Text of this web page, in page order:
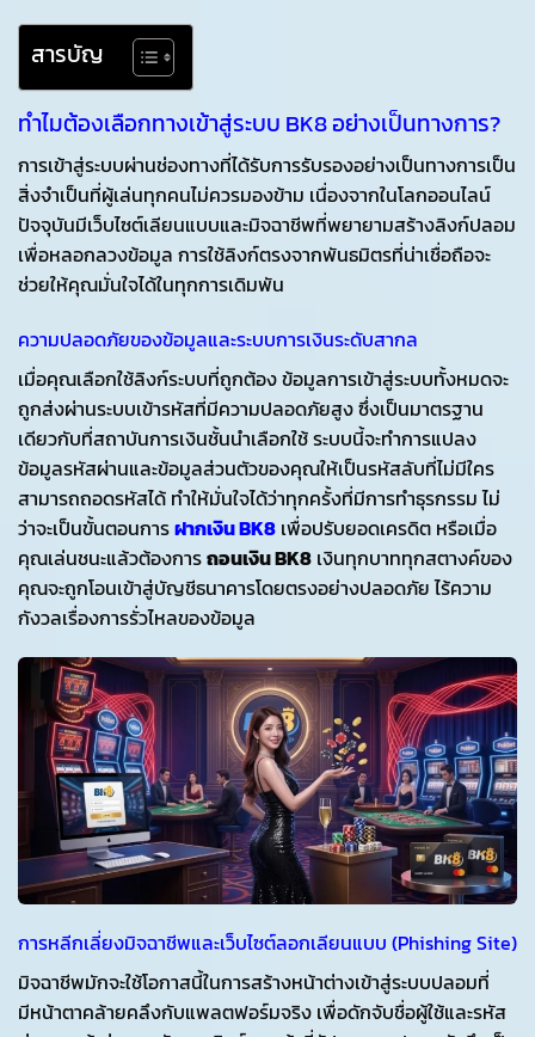
สารบัญ
ทำไมต้องเลือกทางเข้าสู่ระบบ BK8 อย่างเป็นทางการ?
การเข้าสู่ระบบผ่านช่องทางที่ได้รับการรับรองอย่างเป็นทางการเป็น
สิ่งจำเป็นที่ผู้เล่นทุกคนไม่ควรมองข้าม เนื่องจากในโลกออนไลน์
ปัจจุบันมีเว็บไซต์เลียนแบบและมิจฉาชีพที่พยายามสร้างลิงก์ปลอม
เพื่อหลอกลวงข้อมูล การใช้ลิงก์ตรงจากพันธมิตรที่น่าเชื่อถือจะ
ช่วยให้คุณมั่นใจได้ในทุกการเดิมพัน
ความปลอดภัยของข้อมูลและระบบการเงินระดับสากล
เมื่อคุณเลือกใช้ลิงก์ระบบที่ถูกต้อง ข้อมูลการเข้าสู่ระบบทั้งหมดจะ
ถูกส่งผ่านระบบเข้ารหัสที่มีความปลอดภัยสูง ซึ่งเป็นมาตรฐาน
เดียวกับที่สถาบันการเงินชั้นนำเลือกใช้ ระบบนี้จะทำการแปลง
ข้อมูลรหัสผ่านและข้อมูลส่วนตัวของคุณให้เป็นรหัสลับที่ไม่มีใคร
สามารถถอดรหัสได้ ทำให้มั่นใจได้ว่าทุกครั้งที่มีการทำธุรกรรม ไม่
ว่าจะเป็นขั้นตอนการฝากเงิน BK8 เพื่อปรับยอดเครดิต หรือเมื่อ
คุณเล่นชนะแล้วต้องการถอนเงิน BK8 เงินทุกบาททุกสตางค์ของ
คุณจะถูกโอนเข้าสู่บัญชีธนาคารโดยตรงอย่างปลอดภัย ไร้ความ
กังวลเรื่องการรั่วไหลของข้อมูล
การหลีกเลี่ยงมิจฉาชีพและเว็บไซต์ลอกเลียนแบบ (Phishing Site)
มิจฉาชีพมักจะใช้โอกาสนี้ในการสร้างหน้าต่างเข้าสู่ระบบปลอมที่
มีหน้าตาคล้ายคลึงกับแพลตฟอร์มจริง เพื่อดักจับชื่อผู้ใช้และรหัส